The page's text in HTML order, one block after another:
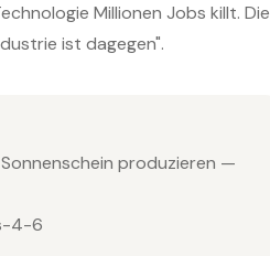
Millionen Jobs killt. Die
ist dagegen".
produzieren —
4-6